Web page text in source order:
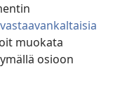
muokata
osioon
Society of Pennsylvania.